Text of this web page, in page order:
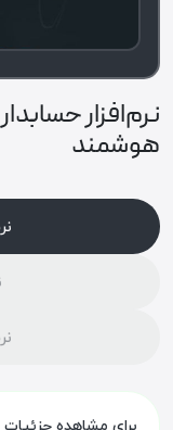
نرم‌افزار
هوشمند